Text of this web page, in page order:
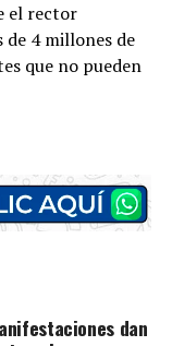
el rector
de 4 millones de
que no pueden
dan